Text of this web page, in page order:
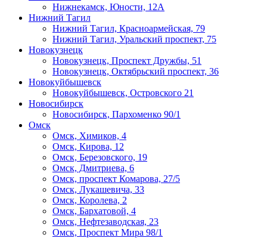
Нижнекамск, Юности, 12А
Нижний Тагил
Нижний Тагил, ​Красноармейская, 79
Нижний Тагил, Уральский проспект, 75
Новокузнецк
Новокузнецк, Проспект Дружбы, 51
Новокузнецк, Октябрьский проспект, 36
Новокуйбышевск
Новокуйбышевск, Островского 21
Новосибирск
Новосибирск, Пархоменко 90/1
Омск
Омск, Химиков, 4
Омск, Кирова, 12
Омск, Березовского, 19
Омск, Дмитриева, 6
Омск, проспект Комарова, 27/5
Омск, Лукашевича, 33
Омск, Королева, 2
Омск, Бархатовой, 4
Омск, Нефтезаводская, 23
Омск, Проспект Мира 98/1